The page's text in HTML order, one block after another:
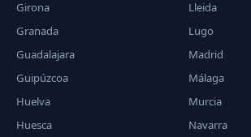
Girona
Granada
Guadalajara
Guipúzcoa
Huelva
Huesca
Lleida
Lugo
Madrid
Málaga
Murcia
Navarra